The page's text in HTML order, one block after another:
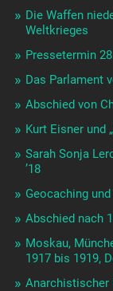
Die Waffen
Weltkrieges
Pressetermin
Das Parlament
Abschied von
Kurt Eisner und
Sarah Sonja
’18
Geocaching
Abschied nach
Moskau,
1917 bis 1919,
Anarchistischer